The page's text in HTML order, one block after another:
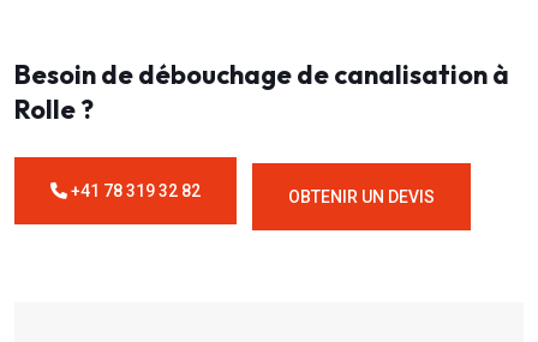
Besoin de débouchage de canalisation à
Rolle ?
+41 78 319 32 82 OBTENIR UN DEVIS